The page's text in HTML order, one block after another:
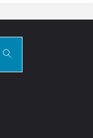
Search